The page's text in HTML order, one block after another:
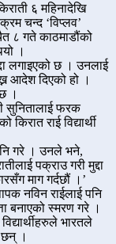
६ महिनादेखि
चन्द ‘विप्लव’
८ गते काठमाडौंको
।
लगाइएको छ । उनलाई
आदेश दिएको हो ।
।
सुनितालाई फरक
राई विद्यार्थी
गरे । उनले भने,
पक्राउ गरी मुद्दा
माग गर्दछौं ।’
नविन राईलाई पनि
बनाएको स्मरण गरे ।
भारतले
छन् ।